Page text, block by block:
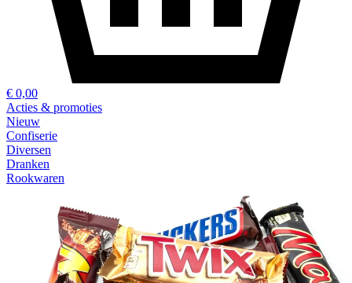
€ 0,00
Acties & promoties
Nieuw
Confiserie
Diversen
Dranken
Rookwaren